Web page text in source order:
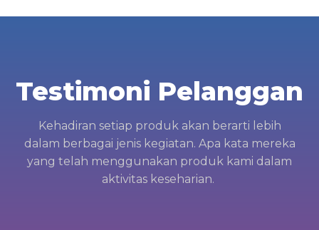
Testimoni Pelanggan
Kehadiran setiap produk akan berarti lebih
dalam berbagai jenis kegiatan. Apa kata mereka
yang telah menggunakan produk kami dalam
aktivitas keseharian.